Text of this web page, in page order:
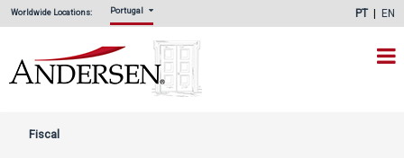
Worldwide Locations: Portugal PT EN
Fiscal